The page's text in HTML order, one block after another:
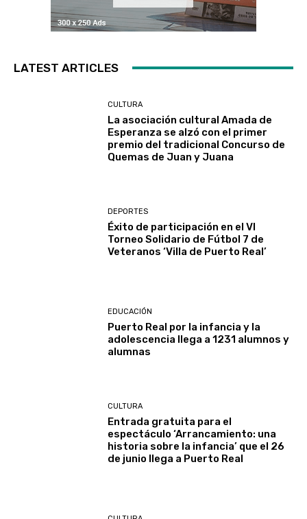
LATEST ARTICLES
CULTURA
La asociación cultural Amada de
Esperanza se alzó con el primer
premio del tradicional Concurso de
Quemas de Juan y Juana
DEPORTES
Éxito de participación en el VI
Torneo Solidario de Fútbol 7 de
Veteranos ‘Villa de Puerto Real’
EDUCACIÓN
Puerto Real por la infancia y la
adolescencia llega a 1231 alumnos y
alumnas
CULTURA
Entrada gratuita para el
espectáculo ‘Arrancamiento: una
historia sobre la infancia’ que el 26
de junio llega a Puerto Real